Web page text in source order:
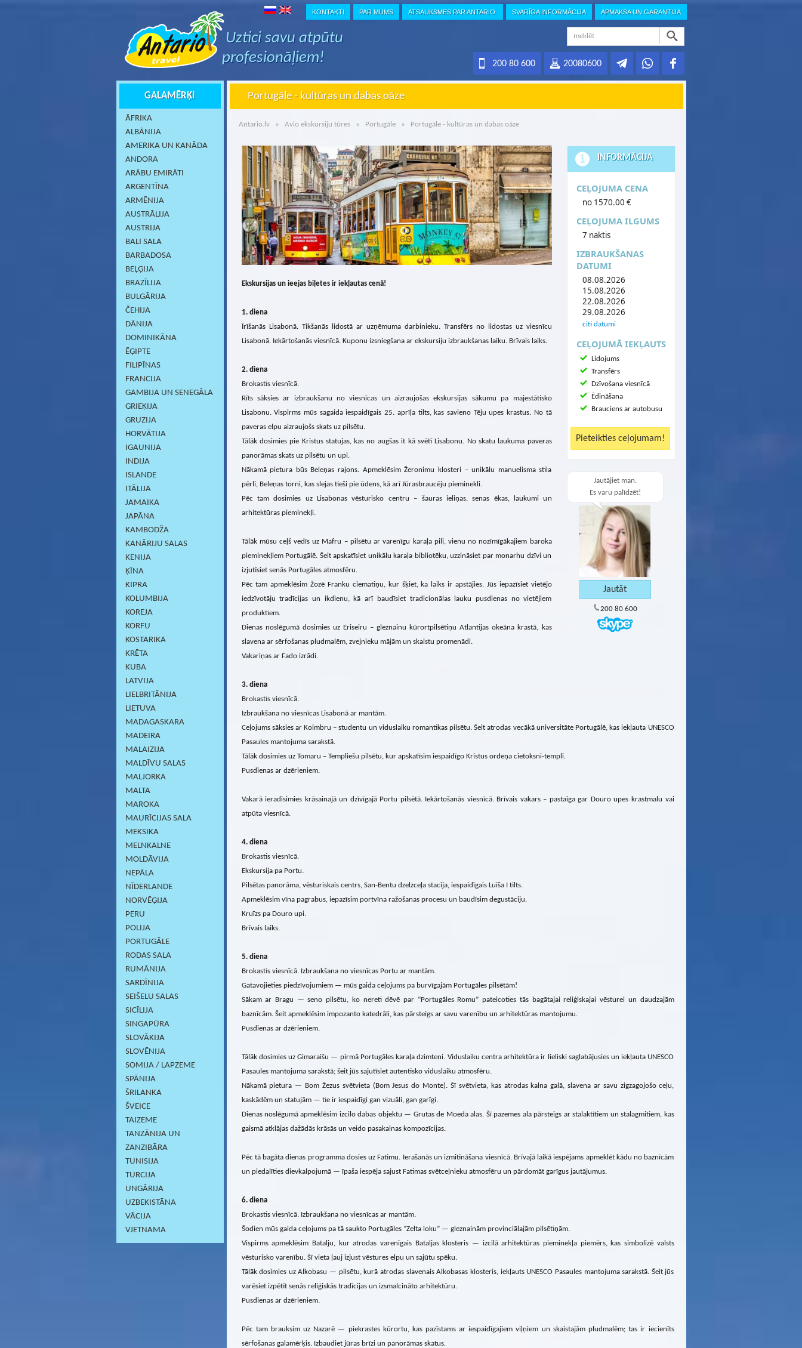
KONTAKTI PAR MUMS ATSAUKSMES PAR ANTARIO SVARĪGA INFORMĀCIJA APMAKSA UN GARANTIJA
Uztici savu atpūtu
profesionāļiem!
20080600
200 80 600
GALAMĒRĶI
ĀFRIKA
ALBĀNIJA
AMERIKA UN KANĀDA
ANDORA
ARĀBU EMIRĀTI
ARGENTĪNA
ARMĒNIJA
AUSTRĀLIJA
AUSTRIJA
BALI SALA
BARBADOSA
BEĻĢIJA
BRAZĪLIJA
BULGĀRIJA
ČEHIJA
DĀNIJA
DOMINIKĀNA
ĒĢIPTE
FILIPĪNAS
FRANCIJA
GAMBIJA UN SENEGĀLA
GRIEĶIJA
GRUZIJA
HORVĀTIJA
IGAUNIJA
INDIJA
ISLANDE
ITĀLIJA
JAMAIKA
JAPĀNA
KAMBODŽA
KANĀRIJU SALAS
KENIJA
ĶĪNA
KIPRA
KOLUMBIJA
KOREJA
KORFU
KOSTARIKA
KRĒTA
KUBA
LATVIJA
LIELBRITĀNIJA
LIETUVA
MADAGASKARA
MADEIRA
MALAIZIJA
MALDĪVU SALAS
MALJORKA
MALTA
MAROKA
MAURĪCIJAS SALA
MEKSIKA
MELNKALNE
MOLDĀVIJA
NEPĀLA
NĪDERLANDE
NORVĒĢIJA
PERU
POLIJA
PORTUGĀLE
RODAS SALA
RUMĀNIJA
SARDĪNIJА
SEIŠELU SALAS
SICĪLIJA
SINGAPŪRA
SLOVĀKIJA
SLOVĒNIJA
SOMIJA / LAPZEME
SPĀNIJA
ŠRILANKA
ŠVEICE
TAIZEME
TANZĀNIJA UN
ZANZIBĀRA
TUNISIJA
TURCIJA
UNGĀRIJA
UZBEKISTĀNA
VĀCIJA
VJETNAMA
Portugāle - kultūras un dabas oāze
Antario.lv» Avio ekskursiju tūres» Portugāle» Portugāle - kultūras un dabas oāze
INFORMĀCIJA
CEĻOJUMA CENA
no 1570.00 €
CEĻOJUMA ILGUMS
7 naktis
IZBRAUKŠANAS
DATUMI
08.08.2026
15.08.2026
22.08.2026
29.08.2026
citi datumi
CEĻOJUMĀ IEKĻAUTS
Lidojums
Transfērs
Dzīvošana viesnīcā
Ēdināšana
Brauciens ar autobusu
Jautājiet man.
Es varu palīdzēt!
200 80 600
Ekskursijas un ieejas biļetes ir iekļautas cenā!
1. diena
Īrīšanās Lisabonā. Tikšanās lidostā ar uzņēmuma darbinieku. Transfērs no lidostas uz viesnīcu
Lisabonā. Iekārtošanās viesnīcā. Kuponu izsniegšana ar ekskursiju izbraukšanas laiku. Brīvais laiks.
2. diena
Brokastis viesnīcā.
Rīts sāksies ar izbraukšanu no viesnīcas un aizraujošas ekskursijas sākumu pa majestātisko
Lisabonu. Vispirms mūs sagaida iespaidīgais 25. aprīļa tilts, kas savieno Tēju upes krastus. No tā
paveras elpu aizraujošs skats uz pilsētu.
Tālāk dosimies pie Kristus statujas, kas no augšas it kā svētī Lisabonu. No skatu laukuma paveras
panorāmas skats uz pilsētu un upi.
Nākamā pietura būs Beleņas rajons. Apmeklēsim Žeronimu klosteri – unikālu manuelisma stila
pērli, Beleņas torni, kas slejas tieši pie ūdens, kā arī Jūrasbraucēju pieminekli.
Pēc tam dosimies uz Lisabonas vēsturisko centru – šauras ieliņas, senas ēkas, laukumi un
arhitektūras pieminekļi.
Tālāk mūsu ceļš vedīs uz Mafru – pilsētu ar varenīgu karaļa pili, vienu no nozīmīgākajiem baroka
pieminekļiem Portugālē. Šeit apskatīsiet unikālu karaļa bibliotēku, uzzināsiet par monarhu dzīvi un
izjutīsiet senās Portugāles atmosfēru.
Pēc tam apmeklēsim Žozē Franku ciematiņu, kur šķiet, ka laiks ir apstājies. Jūs iepazīsiet vietējo
iedzīvotāju tradīcijas un ikdienu, kā arī baudīsiet tradicionālas lauku pusdienas no vietējiem
produktiem.
Dienas noslēgumā dosimies uz Eriseiru – gleznainu kūrortpilsētiņu Atlantijas okeāna krastā, kas
slavena ar sērfošanas pludmalēm, zvejnieku mājām un skaistu promenādi.
Vakariņas ar Fado izrādi.
3. diena
Brokastis viesnīcā.
Izbraukšana no viesnīcas Lisabonā ar mantām.
Ceļojums sāksies ar Koimbru – studentu un viduslaiku romantikas pilsētu. Šeit atrodas vecākā universitāte Portugālē, kas iekļauta UNESCO
Pasaules mantojuma sarakstā.
Tālāk dosimies uz Tomaru – Templiešu pilsētu, kur apskatīsim iespaidīgo Kristus ordeņa cietoksni-templi.
Pusdienas ar dzērieniem.
Vakarā ieradīsimies krāsainajā un dzīvīgajā Portu pilsētā. Iekārtošanās viesnīcā. Brīvais vakars – pastaiga gar Douro upes krastmalu vai
atpūta viesnīcā.
4. diena
Brokastis viesnīcā.
Ekskursija pa Portu.
Pilsētas panorāma, vēsturiskais centrs, San-Bentu dzelzceļa stacija, iespaidīgais Luīša I tilts.
Apmeklēsim vīna pagrabus, iepazīsim portvīna ražošanas procesu un baudīsim degustāciju.
Kruīzs pa Douro upi.
Brīvais laiks.
5. diena
Brokastis viesnīcā. Izbraukšana no viesnīcas Portu ar mantām.
Gatavojieties piedzīvojumiem — mūs gaida ceļojums pa burvīgajām Portugāles pilsētām!
Sākam ar Bragu — seno pilsētu, ko nereti dēvē par “Portugāles Romu” pateicoties tās bagātajai reliģiskajai vēsturei un daudzajām
baznīcām. Šeit apmeklēsim impozanto katedrāli, kas pārsteigs ar savu varenību un arhitektūras mantojumu.
Pusdienas ar dzērieniem.
Tālāk dosimies uz Gimaraišu — pirmā Portugāles karaļa dzimteni. Viduslaiku centra arhitektūra ir lieliski saglabājusies un iekļauta UNESCO
Pasaules mantojuma sarakstā; šeit jūs sajutīsiet autentisko viduslaiku atmosfēru.
Nākamā pietura — Bom Žezus svētvieta (Bom Jesus do Monte). Šī svētvieta, kas atrodas kalna galā, slavena ar savu zigzagojošo ceļu,
kaskādēm un statujām — tie ir iespaidīgi gan vizuāli, gan garīgi.
Dienas noslēgumā apmeklēsim izcilo dabas objektu — Grutas de Moeda alas. Šī pazemes ala pārsteigs ar stalaktītiem un stalagmitiem, kas
gaismā atklājas dažādās krāsās un veido pasakainas kompozīcijas.
Pēc tā bagāta dienas programma dosies uz Fatimu. Ierašanās un izmitināšana viesnīcā. Brīvajā laikā iespējams apmeklēt kādu no baznīcām
un piedalīties dievkalpojumā — īpaša iespēja sajust Fatimas svētceļnieku atmosfēru un pārdomāt garīgus jautājumus.
6. diena
Brokastis viesnīcā. Izbraukšana no viesnīcas ar mantām.
Šodien mūs gaida ceļojums pa tā saukto Portugāles “Zelta loku” — gleznainām provinciālajām pilsētiņām.
Vispirms apmeklēsim Batalju, kur atrodas varenīgais Bataljas klosteris — izcilā arhitektūras pieminekļa piemērs, kas simbolizē valsts
vēsturisko varenību. Šī vieta ļauj izjust vēstures elpu un sajūtu spēku.
Tālāk dosimies uz Alkobasu — pilsētu, kurā atrodas slavenais Alkobasas klosteris, iekļauts UNESCO Pasaules mantojuma sarakstā. Šeit jūs
varēsiet izpētīt senās reliģiskās tradīcijas un izsmalcināto arhitektūru.
Pusdienas ar dzērieniem.
Pēc tam brauksim uz Nazarē — piekrastes kūrortu, kas pazīstams ar iespaidīgajiem viļņiem un skaistajām pludmalēm; tas ir iecienīts
sērfošanas galamērķis. Izbaudiet jūras brīzi un panorāmas skatus.